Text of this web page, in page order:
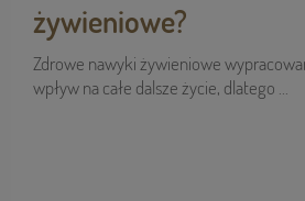
żywieniowe?
Zdrowe nawyki żywieniowe
wpływ na całe dalsze życie, dlatego ...